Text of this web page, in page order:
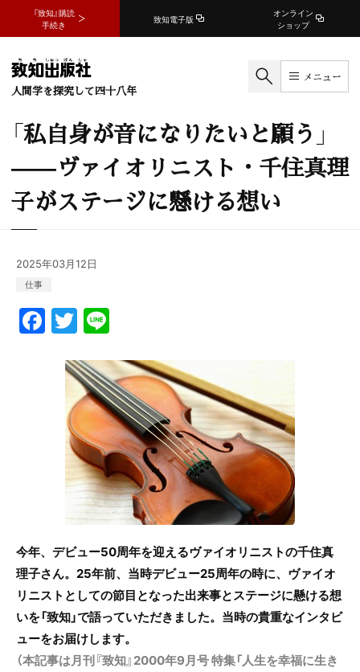
『致知』購読
手続き
致知電子版
オンライン
ショップ
人間学を探究して四十八年
メニュー
「私自身が音になりたいと願う」
——ヴァイオリニスト・千住真理
子がステージに懸ける想い
2025年03月12日
仕事
F
a
T
w
itt
er
e
今年、デビュー50周年を迎えるヴァイオリニストの千住真
理子さん。25年前、当時デビュー25周年の時に、ヴァイオ
リニストとしての節目となった出来事とステージに懸ける想
いを「致知」で語っていただきました。当時の貴重なインタビ
ューをお届けします。
（本記事は月刊『致知』2000年9月号 特集「人生を幸福に生き